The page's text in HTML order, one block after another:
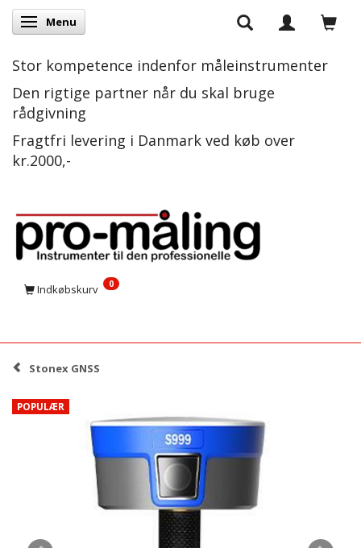
Skifte navigation
Menu
Stor kompetence indenfor måleinstrumenter
Den rigtige partner når du skal bruge
rådgivning
Fragtfri levering i Danmark ved køb over
kr.2000,-
Indkøbskurv 0
Stonex GNSS
POPULÆR